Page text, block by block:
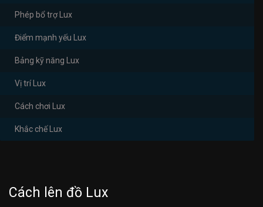
Phép bổ trợ Lux
Điểm mạnh yếu Lux
Bảng kỹ năng Lux
Vị trí Lux
Cách chơi Lux
Khắc chế Lux
Cách lên đồ Lux